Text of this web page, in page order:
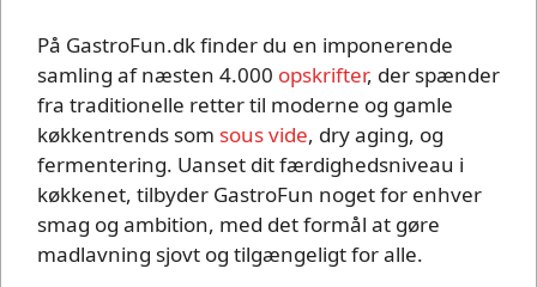
På GastroFun.dk finder du en imponerende
samling af næsten 4.000 opskrifter, der spænder
fra traditionelle retter til moderne og gamle
køkkentrends som sous vide, dry aging, og
fermentering. Uanset dit færdighedsniveau i
køkkenet, tilbyder GastroFun noget for enhver
smag og ambition, med det formål at gøre
madlavning sjovt og tilgængeligt for alle.